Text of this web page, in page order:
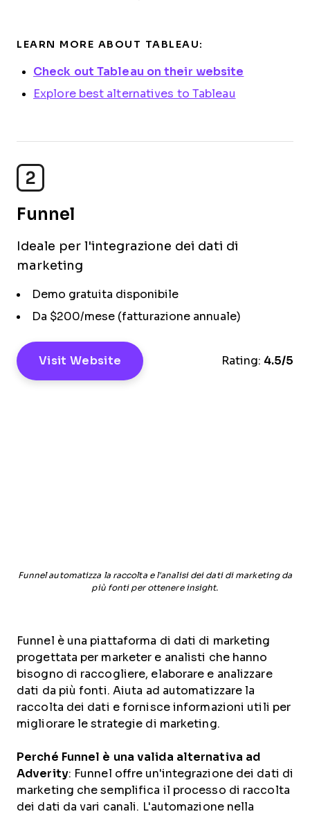
LEARN MORE ABOUT TABLEAU:
Check out Tableau on their website
Explore best alternatives to Tableau
2
Funnel
Ideale per l'integrazione dei dati di
marketing
Demo gratuita disponibile
Da $200/mese (fatturazione annuale)
Visit Website Rating: 4.5/5
Funnel automatizza la raccolta e l'analisi dei dati di marketing da
più fonti per ottenere insight.
Funnel è una piattaforma di dati di marketing
progettata per marketer e analisti che hanno
bisogno di raccogliere, elaborare e analizzare
dati da più fonti. Aiuta ad automatizzare la
raccolta dei dati e fornisce informazioni utili per
migliorare le strategie di marketing.
Perché Funnel è una valida alternativa ad
Adverity: Funnel offre un'integrazione dei dati di
marketing che semplifica il processo di raccolta
dei dati da vari canali. L'automazione nella